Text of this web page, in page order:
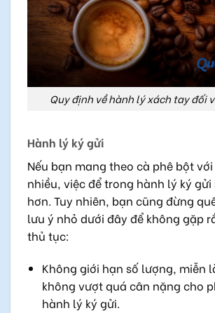
Quy định về hành lý xách tay đối
Hành lý ký gửi
Nếu bạn mang theo cà phê bột
nhiều, việc để trong hành lý ký
hơn. Tuy nhiên, bạn cũng đừng
lưu ý nhỏ dưới đây để không gặp
thủ tục:
Không giới hạn số lượng, miễn
không vượt quá cân nặng cho
hành lý ký gửi.